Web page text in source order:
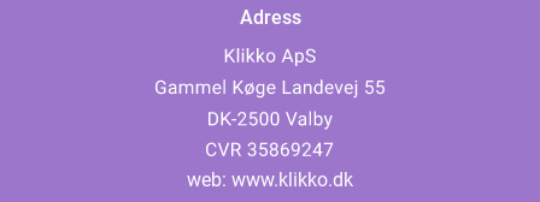
Adress
web: www.klikko.dk